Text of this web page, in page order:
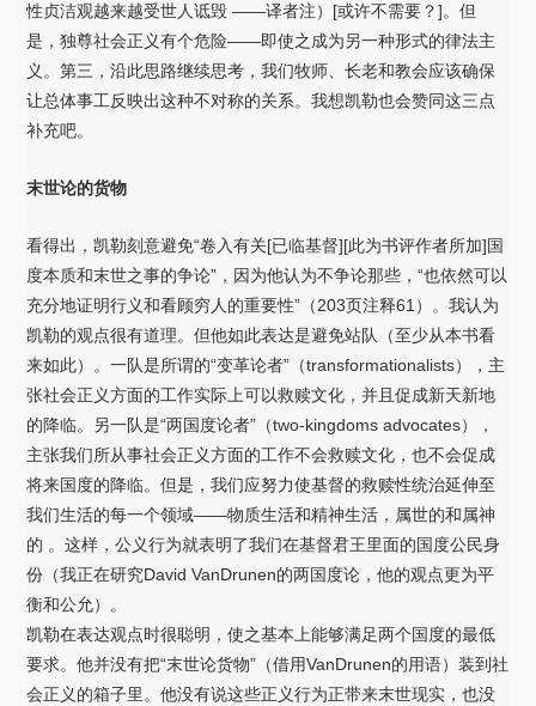
性贞洁观越来越受世人诋毁 ——译者注）[或许不需要？]。但
是，独尊社会正义有个危险——即使之成为另一种形式的律法主
义。第三，沿此思路继续思考，我们牧师、长老和教会应该确保
让总体事工反映出这种不对称的关系。我想凯勒也会赞同这三点
补充吧。
末世论的货物
看得出，凯勒刻意避免“卷入有关[已临基督][此为书评作者所加]国
度本质和末世之事的争论”，因为他认为不争论那些，“也依然可以
充分地证明行义和看顾穷人的重要性”（203页注释61）。我认为
凯勒的观点很有道理。但他如此表达是避免站队（至少从本书看
来如此）。一队是所谓的“变革论者”（transformationalists），主
张社会正义方面的工作实际上可以救赎文化，并且促成新天新地
的降临。另一队是“两国度论者”（two-kingdoms advocates），
主张我们所从事社会正义方面的工作不会救赎文化，也不会促成
将来国度的降临。但是，我们应努力使基督的救赎性统治延伸至
我们生活的每一个领域——物质生活和精神生活，属世的和属神
的 。这样，公义行为就表明了我们在基督君王里面的国度公民身
份（我正在研究David VanDrunen的两国度论，他的观点更为平
衡和公允）。
凯勒在表达观点时很聪明，使之基本上能够满足两个国度的最低
要求。他并没有把“末世论货物”（借用VanDrunen的用语）装到社
会正义的箱子里。他没有说这些正义行为正带来末世现实，也没